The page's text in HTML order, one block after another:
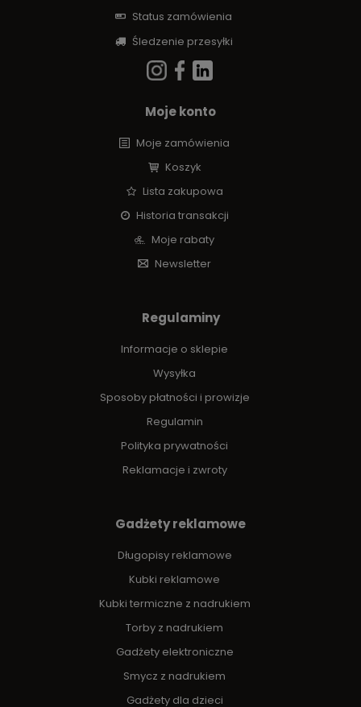
Status zamówienia
Śledzenie przesyłki
Moje konto
Moje zamówienia
Koszyk
Lista zakupowa
Historia transakcji
Moje rabaty
Newsletter
Regulaminy
Informacje o sklepie
Wysyłka
Sposoby płatności i prowizje
Regulamin
Polityka prywatności
Reklamacje i zwroty
Gadżety reklamowe
Długopisy reklamowe
Kubki reklamowe
Kubki termiczne z nadrukiem
Torby z nadrukiem
Gadżety elektroniczne
Smycz z nadrukiem
Gadżety dla dzieci